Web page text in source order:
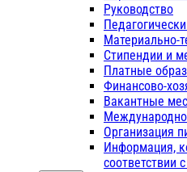
Руководство
Материально-
Стипендии и
Платные
Финансово-
Вакантные
Организация
Информация,
соответствии